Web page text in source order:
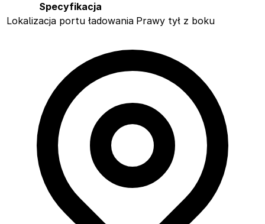
Specyfikacja
Lokalizacja portu ładowania Prawy tył z boku